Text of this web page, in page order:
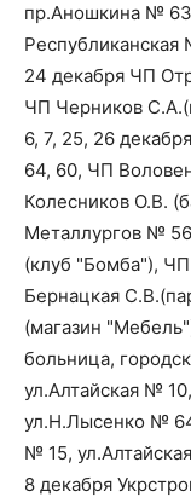
пр.Аношкина №
24 декабря ЧП
ЧП Черников
6, 7, 25, 26
64, 60, ЧП
Колесников О.В.
Металлургов №
(клуб "Бомба"),
Бернацкая
(магазин
больница,
ул.Алтайская №
ул.Н.Лысенко №
№ 15,
8 декабря